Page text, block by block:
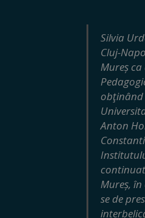
Silvia
Cluj-
Mureș
obţinând
Anton
Mureș,
se de